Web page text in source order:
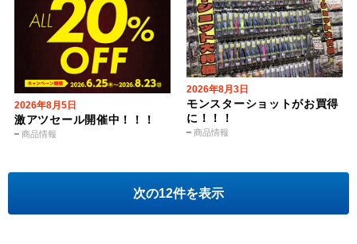
2026年8月5日
商品情報
激アツセール開催中！！！
2026年8月3日
商品情報
モンスターショットがお買得
に！！！
次の12件を表示